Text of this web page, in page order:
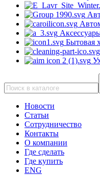
Бытовая
Новости
Статьи
Сотрудничество
Контакты
О компании
Где сделать
Где купить
ENG